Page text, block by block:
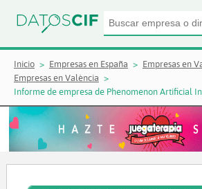
Inicio Empresas en España
Empresas en
Empresas en València
Informe de empresa de Phenomenon Artificial